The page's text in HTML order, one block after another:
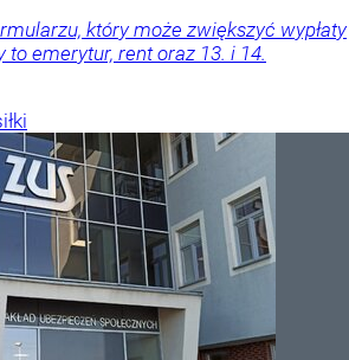
który może zwiększyć wypłaty
to emerytur, rent oraz 13. i 14.